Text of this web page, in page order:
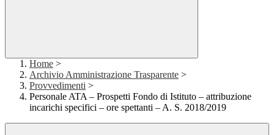
Home >
Archivio Amministrazione Trasparente >
Provvedimenti >
Personale ATA – Prospetti Fondo di Istituto – attribuzione
incarichi specifici – ore spettanti – A. S. 2018/2019